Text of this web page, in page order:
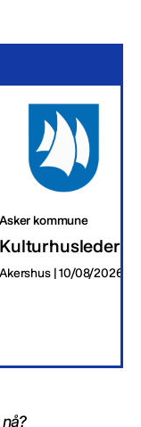
Asker kommune
Kulturhusleder
Akershus | 10/08/2026